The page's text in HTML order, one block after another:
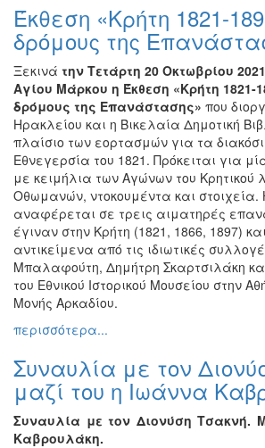
Ζωγραφική
Φωτογραφία
Τραγούδι
Μουσική
Κινηματογράφος
Χορός
Θέατρο
Παζάρι
Ειδών
Συνέδρια
Ημερίδες
-
Διαλέξεις-
Ομιλίες
Διάφορες
Εκθέσεις
Έκθεση «Κρήτη 1821-
δρόμους της
Ξεκινά την Τετάρτη 20 Οκτωβρίου 2021
Αγίου Μάρκου η Έκθεση «Κρήτη 1821-
δρόμους της Επανάστασης» που
Ηρακλείου και η Βικελαία Δημοτική
πλαίσιο των εορτασμών για τα
Εθνεγερσία του 1821. Πρόκειται για
με κειμήλια των Αγώνων του Κρητικού
Οθωμανών, ντοκουμέντα και στοιχεία.
αναφέρεται σε τρεις αιματηρές
έγιναν στην Κρήτη (1821, 1866, 1897)
αντικείμενα από τις ιδιωτικές
Μπαλαφούτη, Δημήτρη Σκαρτσιλάκη
του Εθνικού Ιστορικού Μουσείου στην
Μονής Αρκαδίου.
περισσότερα...
Συναυλία με τον
μαζί του η Ιωάννα
Συναυλία με τον Διονύση Τσακνή.
Καβρουλάκη.